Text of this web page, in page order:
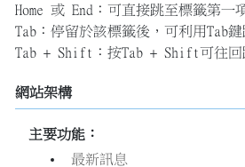
Home 或 End：可直接跳至標籤第一
Tab：停留於該標籤後，可利用
Tab + Shift：按Tab + Shift可往
網站架構
主要功能：
最新訊息